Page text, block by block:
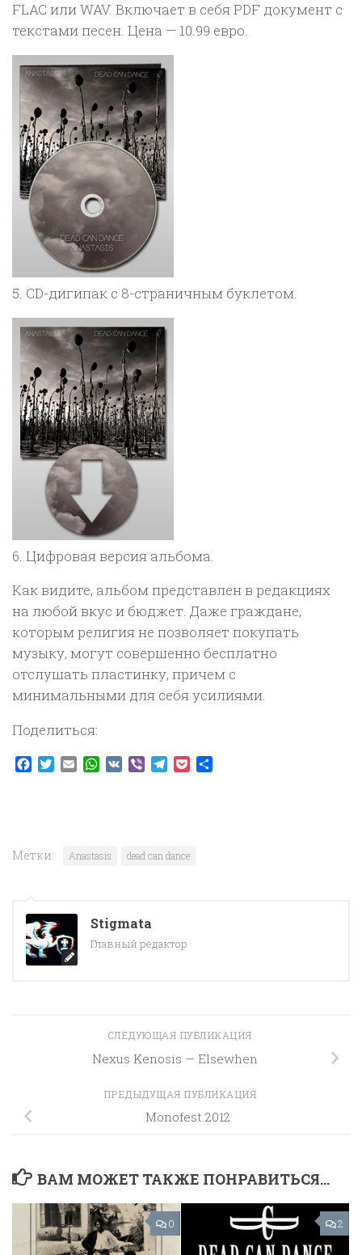
FLAC или WAV. Включает в себя PDF документ с
текстами песен. Цена — 10.99 евро.
5. CD-дигипак с 8-страничным буклетом.
6. Цифровая версия альбома.
Как видите, альбом представлен в редакциях
на любой вкус и бюджет. Даже граждане,
которым религия не позволяет покупать
музыку, могут совершенно бесплатно
отслушать пластинку, причем с
минимальными для себя усилиями.
Поделиться:
Facebook
TwitterEmailWhatsApp
VK ViberTelegram
Pocket
Метки: Anastasis dead can dance
Stigmata
Главный редактор
СЛЕДУЮЩАЯ ПУБЛИКАЦИЯ
Nexus Kenosis — Elsewhen
ПРЕДЫДУЩАЯ ПУБЛИКАЦИЯ
Monofest 2012
ВАМ МОЖЕТ ТАКЖЕ ПОНРАВИТЬСЯ...
0 2